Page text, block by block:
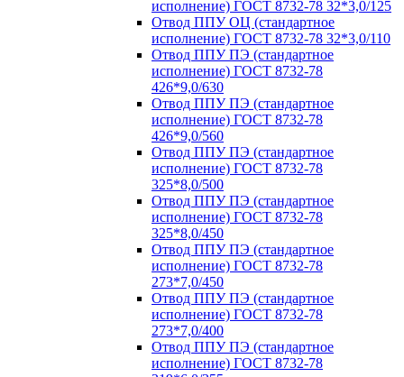
исполнение) ГОСТ 8732-78 32*3,0/125
Отвод ППУ ОЦ (стандартное
исполнение) ГОСТ 8732-78 32*3,0/110
Отвод ППУ ПЭ (стандартное
исполнение) ГОСТ 8732-78
426*9,0/630
Отвод ППУ ПЭ (стандартное
исполнение) ГОСТ 8732-78
426*9,0/560
Отвод ППУ ПЭ (стандартное
исполнение) ГОСТ 8732-78
325*8,0/500
Отвод ППУ ПЭ (стандартное
исполнение) ГОСТ 8732-78
325*8,0/450
Отвод ППУ ПЭ (стандартное
исполнение) ГОСТ 8732-78
273*7,0/450
Отвод ППУ ПЭ (стандартное
исполнение) ГОСТ 8732-78
273*7,0/400
Отвод ППУ ПЭ (стандартное
исполнение) ГОСТ 8732-78